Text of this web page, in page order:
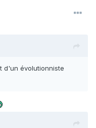
d'un évolutionniste